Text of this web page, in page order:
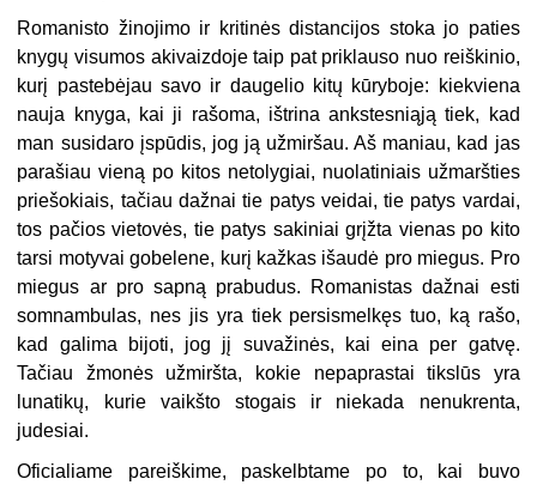
Romanisto žinojimo ir kritinės distancijos stoka jo paties
knygų visumos akivaizdoje taip pat priklauso nuo reiškinio,
kurį pastebėjau savo ir daugelio kitų kūryboje: kiekviena
nauja knyga, kai ji rašoma, ištrina ankstesniąją tiek, kad
man susidaro įspūdis, jog ją užmiršau. Aš maniau, kad jas
parašiau vieną po kitos netolygiai, nuolatiniais užmaršties
priešokiais, tačiau dažnai tie patys veidai, tie patys vardai,
tos pačios vietovės, tie patys sakiniai grįžta vienas po kito
tarsi motyvai gobelene, kurį kažkas išaudė pro miegus. Pro
miegus ar pro sapną prabudus. Romanistas dažnai esti
somnambulas, nes jis yra tiek persismelkęs tuo, ką rašo,
kad galima bijoti, jog jį suvažinės, kai eina per gatvę.
Tačiau žmonės užmiršta, kokie nepaprastai tikslūs yra
lunatikų, kurie vaikšto stogais ir niekada nenukrenta,
judesiai.
Oficialiame pareiškime, paskelbtame po to, kai buvo